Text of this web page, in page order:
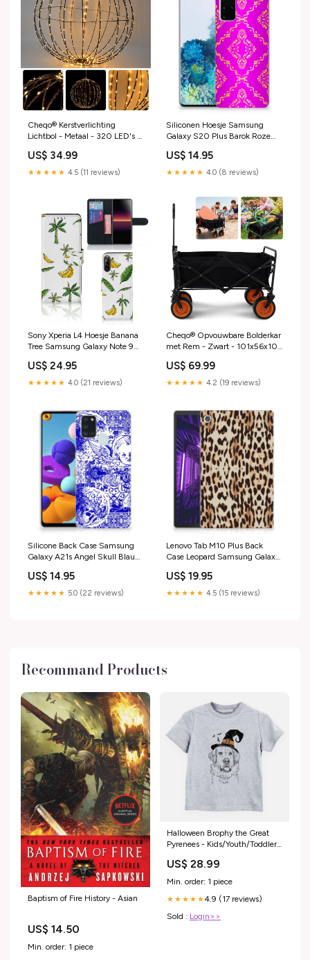
Cheqo® Kerstverlichting
Lichtbol - Metaal - 320 LED's -
Diameter 50 cm -
Aanloopsnoer van 300 cm -
Kerstlampjes - Sfeerverlichting
- Kerstbol Overige
kerstdecoratie
US$ 34.99
★★★★★ 4.5 (11 reviews)
Siliconen Hoesje Samsung
Galaxy S20 Plus Barok Roze
avocado
US$ 14.95
★★★★★ 4.0 (8 reviews)
Sony Xperia L4 Hoesje Banana
Tree Samsung Galaxy Note 9
US$ 24.95
★★★★★ 4.0 (21 reviews)
Cheqo® Opvouwbare Bolderkar
met Rem - Zwart - 101x56x104
Handige Bolderwagen
Vlaggenmast Verlichting
US$ 69.99
★★★★★ 4.2 (19 reviews)
Silicone Back Case Samsung
Galaxy A21s Angel Skull Blauw
US$ 14.95
★★★★★ 5.0 (22 reviews)
Lenovo Tab M10 Plus Back
Case Leopard Samsung Galaxy
US$ 19.95
★★★★★ 4.5 (15 reviews)
Recommand Products
Baptism of Fire History - Asian
US$ 14.50
Min. order: 1 piece
Halloween Brophy the Great
Pyrenees - Kids/Youth/Toddler
Peekapoo
US$ 28.99
Min. order: 1 piece
★★★★★4.9 (17 reviews)
Sold : Login>>